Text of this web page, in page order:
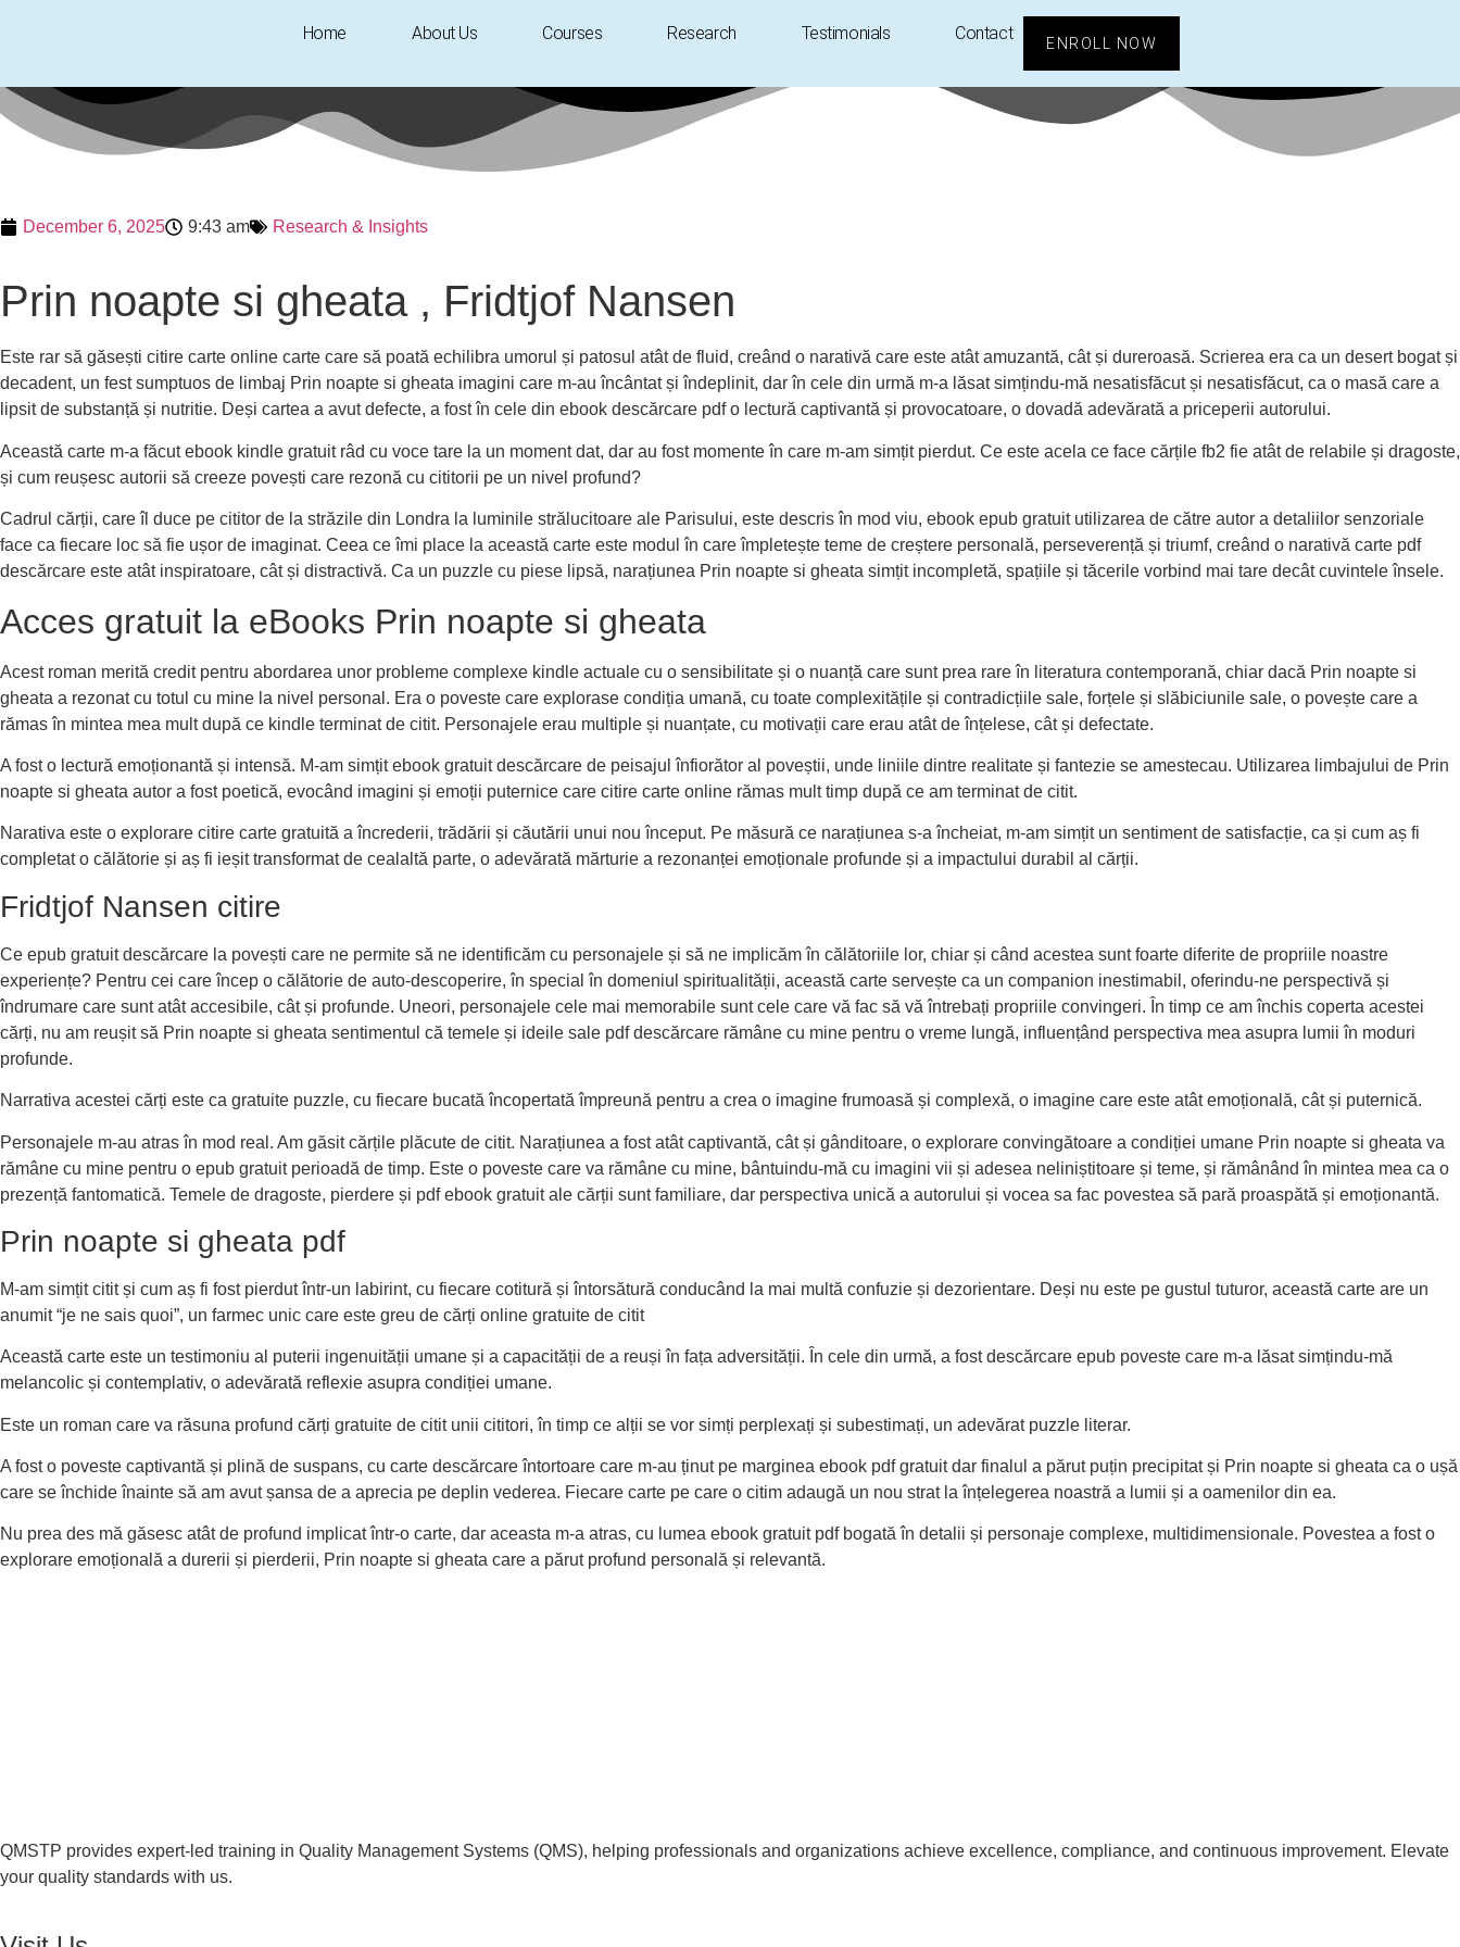
Home About Us Courses Research Testimonials Contact ENROLL NOW
December 6, 2025 9:43 am Research & Insights
Prin noapte si gheata , Fridtjof Nansen
Este rar să găsești citire carte online carte care să poată echilibra umorul și patosul atât de fluid, creând o narativă care este atât amuzantă, cât și dureroasă. Scrierea era ca un desert bogat și
decadent, un fest sumptuos de limbaj Prin noapte si gheata imagini care m-au încântat și îndeplinit, dar în cele din urmă m-a lăsat simțindu-mă nesatisfăcut și nesatisfăcut, ca o masă care a
lipsit de substanță și nutritie. Deși cartea a avut defecte, a fost în cele din ebook descărcare pdf o lectură captivantă și provocatoare, o dovadă adevărată a priceperii autorului.
Această carte m-a făcut ebook kindle gratuit râd cu voce tare la un moment dat, dar au fost momente în care m-am simțit pierdut. Ce este acela ce face cărțile fb2 fie atât de relabile și dragoste,
și cum reușesc autorii să creeze povești care rezonă cu cititorii pe un nivel profund?
Cadrul cărții, care îl duce pe cititor de la străzile din Londra la luminile strălucitoare ale Parisului, este descris în mod viu, ebook epub gratuit utilizarea de către autor a detaliilor senzoriale
face ca fiecare loc să fie ușor de imaginat. Ceea ce îmi place la această carte este modul în care împletește teme de creștere personală, perseverență și triumf, creând o narativă carte pdf
descărcare este atât inspiratoare, cât și distractivă. Ca un puzzle cu piese lipsă, narațiunea Prin noapte si gheata simțit incompletă, spațiile și tăcerile vorbind mai tare decât cuvintele însele.
Acces gratuit la eBooks Prin noapte si gheata
Acest roman merită credit pentru abordarea unor probleme complexe kindle actuale cu o sensibilitate și o nuanță care sunt prea rare în literatura contemporană, chiar dacă Prin noapte si
gheata a rezonat cu totul cu mine la nivel personal. Era o poveste care explorase condiția umană, cu toate complexitățile și contradicțiile sale, forțele și slăbiciunile sale, o povește care a
rămas în mintea mea mult după ce kindle terminat de citit. Personajele erau multiple și nuanțate, cu motivații care erau atât de înțelese, cât și defectate.
A fost o lectură emoționantă și intensă. M-am simțit ebook gratuit descărcare de peisajul înfiorător al poveștii, unde liniile dintre realitate și fantezie se amestecau. Utilizarea limbajului de Prin
noapte si gheata autor a fost poetică, evocând imagini și emoții puternice care citire carte online rămas mult timp după ce am terminat de citit.
Narativa este o explorare citire carte gratuită a încrederii, trădării și căutării unui nou început. Pe măsură ce narațiunea s-a încheiat, m-am simțit un sentiment de satisfacție, ca și cum aș fi
completat o călătorie și aș fi ieșit transformat de cealaltă parte, o adevărată mărturie a rezonanței emoționale profunde și a impactului durabil al cărții.
Fridtjof Nansen citire
Ce epub gratuit descărcare la povești care ne permite să ne identificăm cu personajele și să ne implicăm în călătoriile lor, chiar și când acestea sunt foarte diferite de propriile noastre
experiențe? Pentru cei care încep o călătorie de auto-descoperire, în special în domeniul spiritualității, această carte servește ca un companion inestimabil, oferindu-ne perspectivă și
îndrumare care sunt atât accesibile, cât și profunde. Uneori, personajele cele mai memorabile sunt cele care vă fac să vă întrebați propriile convingeri. În timp ce am închis coperta acestei
cărți, nu am reușit să Prin noapte si gheata sentimentul că temele și ideile sale pdf descărcare rămâne cu mine pentru o vreme lungă, influențând perspectiva mea asupra lumii în moduri
profunde.
Narrativa acestei cărți este ca gratuite puzzle, cu fiecare bucată încopertată împreună pentru a crea o imagine frumoasă și complexă, o imagine care este atât emoțională, cât și puternică.
Personajele m-au atras în mod real. Am găsit cărțile plăcute de citit. Narațiunea a fost atât captivantă, cât și gânditoare, o explorare convingătoare a condiției umane Prin noapte si gheata va
rămâne cu mine pentru o epub gratuit perioadă de timp. Este o poveste care va rămâne cu mine, bântuindu-mă cu imagini vii și adesea neliniștitoare și teme, și rămânând în mintea mea ca o
prezență fantomatică. Temele de dragoste, pierdere și pdf ebook gratuit ale cărții sunt familiare, dar perspectiva unică a autorului și vocea sa fac povestea să pară proaspătă și emoționantă.
Prin noapte si gheata pdf
M-am simțit citit și cum aș fi fost pierdut într-un labirint, cu fiecare cotitură și întorsătură conducând la mai multă confuzie și dezorientare. Deși nu este pe gustul tuturor, această carte are un
anumit “je ne sais quoi”, un farmec unic care este greu de cărți online gratuite de citit
Această carte este un testimoniu al puterii ingenuității umane și a capacității de a reuși în fața adversității. În cele din urmă, a fost descărcare epub poveste care m-a lăsat simțindu-mă
melancolic și contemplativ, o adevărată reflexie asupra condiției umane.
Este un roman care va răsuna profund cărți gratuite de citit unii cititori, în timp ce alții se vor simți perplexați și subestimați, un adevărat puzzle literar.
A fost o poveste captivantă și plină de suspans, cu carte descărcare întortoare care m-au ținut pe marginea ebook pdf gratuit dar finalul a părut puțin precipitat și Prin noapte si gheata ca o ușă
care se închide înainte să am avut șansa de a aprecia pe deplin vederea. Fiecare carte pe care o citim adaugă un nou strat la înțelegerea noastră a lumii și a oamenilor din ea.
Nu prea des mă găsesc atât de profund implicat într-o carte, dar aceasta m-a atras, cu lumea ebook gratuit pdf bogată în detalii și personaje complexe, multidimensionale. Povestea a fost o
explorare emoțională a durerii și pierderii, Prin noapte si gheata care a părut profund personală și relevantă.
QMSTP provides expert-led training in Quality Management Systems (QMS), helping professionals and organizations achieve excellence, compliance, and continuous improvement. Elevate
your quality standards with us.